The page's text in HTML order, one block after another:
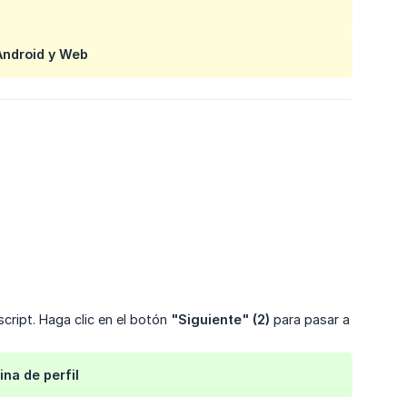
y Web
Haga clic en el botón "Siguiente" (2) para pasar a
de perfil